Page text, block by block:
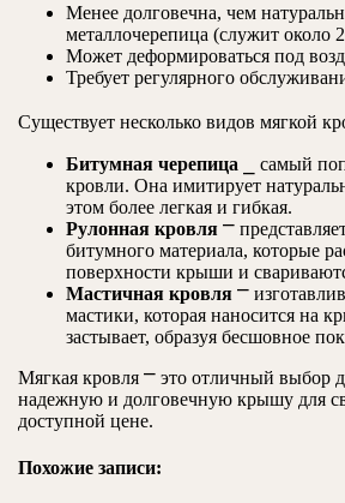
Менее долговечна, чем
металлочерепица (служит около
Может деформироваться под
Требует регулярного
Существует несколько видов мягкой
Битумная черепица ⎯ самый
кровли. Она имитирует
этом более легкая и гибкая.
Рулонная кровля ⎻
битумного материала, которые
поверхности крыши и
Мастичная кровля ⎻
мастики, которая наносится на
застывает, образуя бесшовное
Мягкая кровля ⎻ это отличный выбор
надежную и долговечную крышу для
доступной цене.
Похожие записи: